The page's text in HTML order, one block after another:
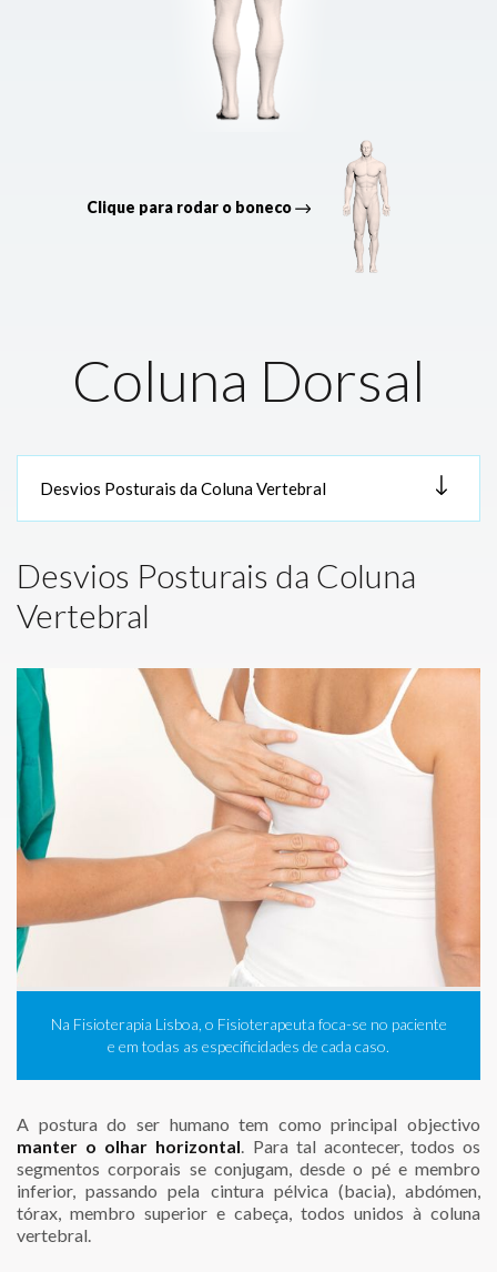
Clique para rodar o boneco
Coluna Dorsal
Desvios Posturais da Coluna
Vertebral
Na Fisioterapia Lisboa, o Fisioterapeuta foca-se no paciente
e em todas as especificidades de cada caso.
A postura do ser humano tem como principal objectivo
manter o olhar horizontal. Para tal acontecer, todos os
segmentos corporais se conjugam, desde o pé e membro
inferior, passando pela cintura pélvica (bacia), abdómen,
tórax, membro superior e cabeça, todos unidos à coluna
vertebral.